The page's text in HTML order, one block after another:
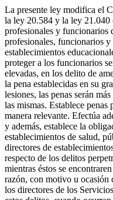
La presente ley modifica el
la ley 20.584 y la ley 21.040
profesionales y funcionarios
profesionales, funcionarios
establecimientos
proteger a los funcionarios
elevadas, en los delito de
la pena establecidas en su
lesiones, las penas serán
las mismas. Establece
manera relevante. Efectúa
y además, establece la
establecimientos de salud,
directores de
respecto de los delitos
mientras éstos se
razón, con motivo u ocasión
los directores de los